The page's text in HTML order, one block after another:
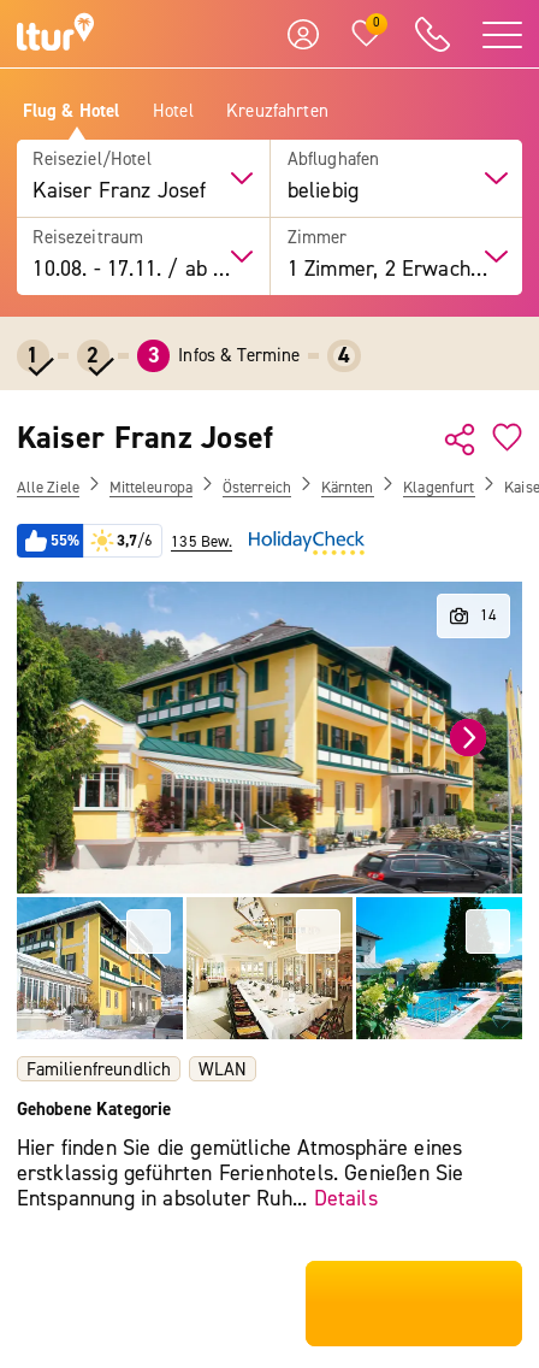
0
Flug & Hotel Hotel Kreuzfahrten
Reiseziel/Hotel
Kaiser Franz Josef
Abflughafen
beliebig
Reisezeitraum
10.08. -17.11. / ab 7 Tage
Zimmer
1 Zimmer, 2 Erwachsene
1 2 3 Infos & Termine 4
Kaiser Franz Josef
Alle Ziele Mitteleuropa Österreich Kärnten Klagenfurt
55% 3,7/6 135 Bew.
Familienfreundlich
WLAN
Gehobene Kategorie
Hier finden Sie die gemütliche Atmosphäre eines
erstklassig geführten Ferienhotels. Genießen Sie
Entspannung in absoluter Ruh... Details